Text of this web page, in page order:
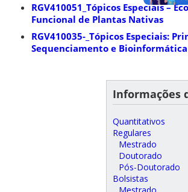
RGV410051_Tópicos Especiais –
Funcional de Plantas Nativas
RGV410035-_Tópicos Especiais:
Sequenciamento e Bioinformática
Informações
Quantitativos
Regulares
Mestrado
Doutorado
Pós-Doutorado
Bolsistas